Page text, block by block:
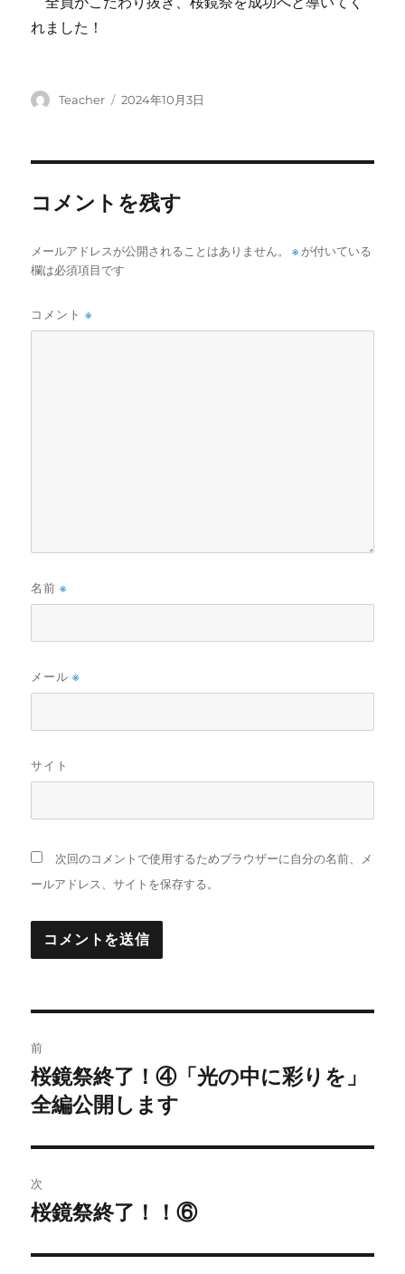
れました！
投
Teacher
投
2024年10月3日
コメントを残す
メールアドレスが公開されることはありません。 ※ が付いている
欄は必須項目です
コメント※
名前※
メール※
サイト
次回のコメントで使用するためブラウザーに自分の名前、メ
ールアドレス、サイトを保存する。
稿
ナ
ビ
ゲ
ー
シ
前
前
の
稿:
桜鏡祭終了！④「光の中に彩りを」
全編公開します
次
次
投
桜鏡祭終了！！⑥